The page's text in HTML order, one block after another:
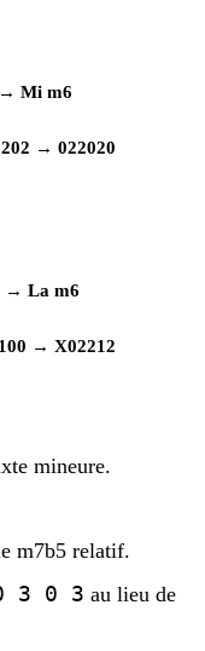
Mi m6
→ 022020
→ La m6
→ X02212
mineure.
m7b5 relatif.
3 0 3 au lieu de